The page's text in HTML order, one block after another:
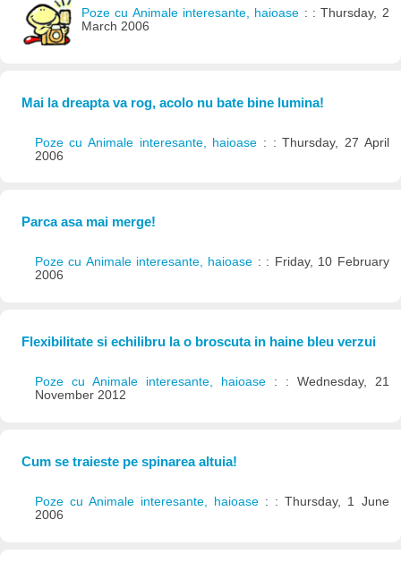
Poze cu Animale interesante, haioase : : Thursday, 2
March 2006
Mai la dreapta va rog, acolo nu bate bine lumina!
Poze cu Animale interesante, haioase : : Thursday, 27 April
2006
Parca asa mai merge!
Poze cu Animale interesante, haioase : : Friday, 10 February
2006
Flexibilitate si echilibru la o broscuta in haine bleu verzui
Poze cu Animale interesante, haioase : : Wednesday, 21
November 2012
Cum se traieste pe spinarea altuia!
Poze cu Animale interesante, haioase : : Thursday, 1 June
2006